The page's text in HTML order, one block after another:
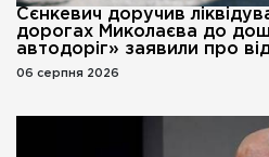
Сєнкевич доручив
дорогах Миколаєва до
автодоріг» заявили про
06 серпня 2026